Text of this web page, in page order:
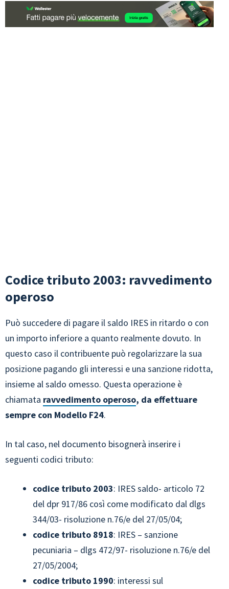
Codice tributo 2003: ravvedimento
operoso
Può succedere di pagare il saldo IRES in ritardo o con
un importo inferiore a quanto realmente dovuto. In
questo caso il contribuente può regolarizzare la sua
posizione pagando gli interessi e una sanzione ridotta,
insieme al saldo omesso. Questa operazione è
chiamata ravvedimento operoso, da effettuare
sempre con Modello F24.
In tal caso, nel documento bisognerà inserire i
seguenti codici tributo:
codice tributo 2003: IRES saldo- articolo 72
del dpr 917/86 così come modificato dal dlgs
344/03- risoluzione n.76/e del 27/05/04;
codice tributo 8918: IRES – sanzione
pecuniaria – dlgs 472/97- risoluzione n.76/e del
27/05/2004;
codice tributo 1990: interessi sul